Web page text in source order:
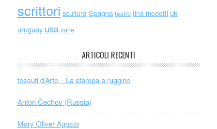
scrittori scultura Spagna teatro tina modotti uk
uruguay usa varie
ARTICOLI RECENTI
tessuti d’Arte – La stampa a ruggine
Anton Čechov (Russia)
Mary Oliver Agosto